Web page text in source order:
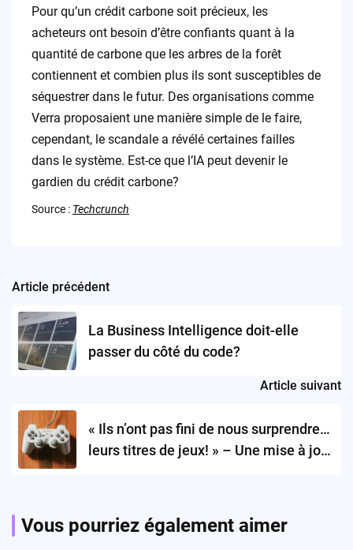
Pour qu’un crédit carbone soit précieux, les
acheteurs ont besoin d’être confiants quant à la
quantité de carbone que les arbres de la forêt
contiennent et combien plus ils sont susceptibles de
séquestrer dans le futur. Des organisations comme
Verra proposaient une manière simple de le faire,
cependant, le scandale a révélé certaines failles
dans le système. Est-ce que l’IA peut devenir le
gardien du crédit carbone?
Source : Techcrunch
Post
navigation
Article précédent
La Business Intelligence doit-elle
passer du côté du code?
Article suivant
« Ils n’ont pas fini de nous surprendre…
leurs titres de jeux! » – Une mise à jour
Vous pourriez également aimer